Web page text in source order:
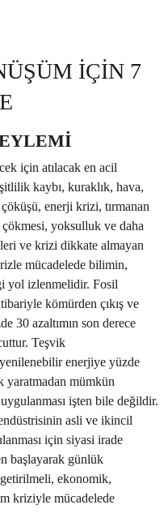
İÇİN 7
için atılacak en acil
kaybı, kuraklık, hava,
enerji krizi, tırmanan
çökmesi, yoksulluk ve daha
ve krizi dikkate almayan
mücadelede bilimin,
yol izlenmelidir. Fosil
kömürden çıkış ve
30 azaltımın son derece
Teşvik
enerjiye yüzde
yaratmadan mümkün
işten bile değildir.
asli ve ikincil
için siyasi irade
başlayarak günlük
getirilmeli, ekonomik,
kriziyle mücadelede